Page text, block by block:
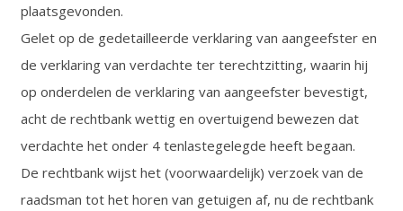
plaatsgevonden.
Gelet op de gedetailleerde verklaring van aangeefster en
de verklaring van verdachte ter terechtzitting, waarin hij
op onderdelen de verklaring van aangeefster bevestigt,
acht de rechtbank wettig en overtuigend bewezen dat
verdachte het onder 4 tenlastegelegde heeft begaan.
De rechtbank wijst het (voorwaardelijk) verzoek van de
raadsman tot het horen van getuigen af, nu de rechtbank